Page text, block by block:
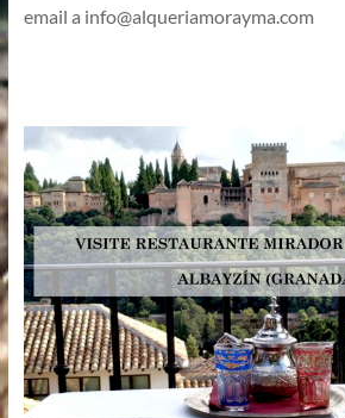
email a info@alqueriamorayma.com